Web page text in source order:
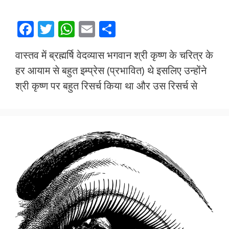
F
ac
e
b
o
T
itt
er
W
h
at
s
A
E
ai
l
ar
e
वास्तव में ब्रह्मर्षि वेदव्यास भगवान श्री कृष्ण के चरित्र के
हर आयाम से बहुत इम्प्रेस (प्रभावित) थे इसलिए उन्होंने
श्री कृष्ण पर बहुत रिसर्च किया था और उस रिसर्च से